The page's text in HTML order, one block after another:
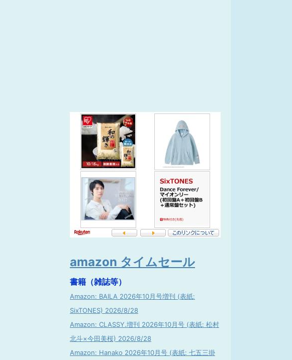
amazon タイムセール
書籍（雑誌等）
Amazon: BAILA 2026年10月号増刊 (表紙:
SixTONES) 2026/8/28
Amazon: CLASSY.増刊 2026年10月号 (表紙: 松村
北斗×今田美桜) 2026/8/28
Amazon: Hanako 2026年10月号 (表紙: 七五三掛